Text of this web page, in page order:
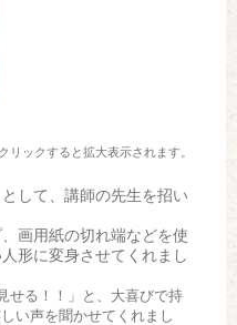
リックすると拡大表示されます。
して、講師の先生を招い
画用紙の切れ端などを使
形に変身させてくれまし
せる！！」と、大喜びで持
い声を聞かせてくれまし